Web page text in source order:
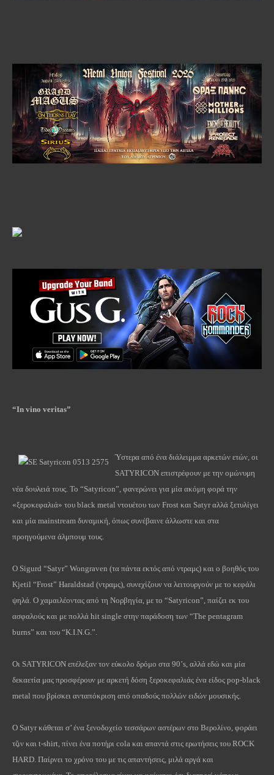
“In vino veritas”
Ύστερα από ένα διάλειμμα αρκετών ετών, οι
SATYRICON επιστρέφουν με την ομώνυμη
νέα δουλειά τους. Το “Satyricon”, φανερώνει για μία ακόμη φορά την
«ξεροκεφαλιά» του black metal ντουέτου των Frost και Satyr αλλά ξετυλίγει
και μία mainstream δυναμική, όπως συνέβαινε άλλωστε και στα
προηγούμενα άλμπουμ τους.
O Sigurd “Satyr” Wongraven (τα πάντα εκτός από ντραμς) και ο βοηθός του
Kjetil “Frost” Haraldstad (ντραμς), συνεχίζουν να λειτουργούν με το κεφάλι
ψηλά. Ο χαμαιλέοντας από τη Νορβηγία, με το “Satyricon”, παίζει εκ του
ασφαλούς και με πολλά hit single στην παράδοση των “The pentagram
burns” και του “K.I.N.G.”.
Οι SATYRICON επέλεξαν τον εύκολο δρόμο στα 90’s, αλλά εδώ και μία
δεκαετία μας προσφέρουν με αρκετή δόση ξεροκεφαλιάς ένα είδος pop-black
metal που βρίσκει ανταπόκριση από οπαδούς πολλών ειδών μουσικής.
Ο Satyr κάθεται σ’ ένα ξενοδοχείο τεσσάρων αστέρων στο Βερολίνο, φοράει
τζιν και t-shirt, πίνει ένα ποτήρι cola και απαντά στις ερωτήσεις του ROCK
HARD. Παίρνει το χρόνο του με τις απαντήσεις, μιλά αργά και